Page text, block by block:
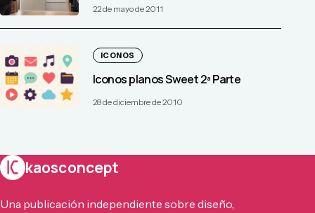
22 de mayo de 2011
ICONOS
Iconos planos Sweet 2ª Parte
28 de diciembre de 2010
kaosconcept
Una publicación independiente sobre diseño,